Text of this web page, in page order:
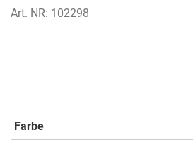
Art. NR: 102298
Farbe